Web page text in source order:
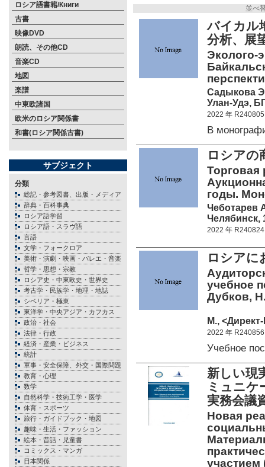
ロシア語書籍/Книги
古書
映像DVD
朗読、その他CD
音楽CD
地図
楽譜
中東欧諸国
欧米のロシア関係書
和書(ロシア関係古書)
サブジェクト
分類
総記・参考図書、出版・メディア
辞典・百科事典
ロシア語学習
ロシア語・スラヴ語
言語
文学・フォークロア
美術・演劇・映画・バレエ・音楽
哲学・思想・宗教
ロシア史・中東欧史・世界史
考古学・民族学・地理・地誌
シベリア・極東
東洋学・中央アジア・カフカス
政治・社会
法律・行政
経済・産業・ビジネス
統計
軍事・安全保障、外交・国際問題
教育・心理
数学
自然科学・技術工学・医学
体育・スポーツ
旅行・ガイドブック・地図
趣味・生活・ファッション
絵本・昔話・児童書
コミックス・マンガ
日本関係
並べ
バイカル
分析、展
Эколого-
Садыкова
Улан-Удэ,
2022 年 R240805
В
ロシア
Торговая
годы.
Чеботарев
Челябинск,
2022 年 R240824
ロシアに
учебное
Дубков,
М.,
2022 年 R240856
Учебное
新しい現
ミュニ
実務会議
Новая
участием